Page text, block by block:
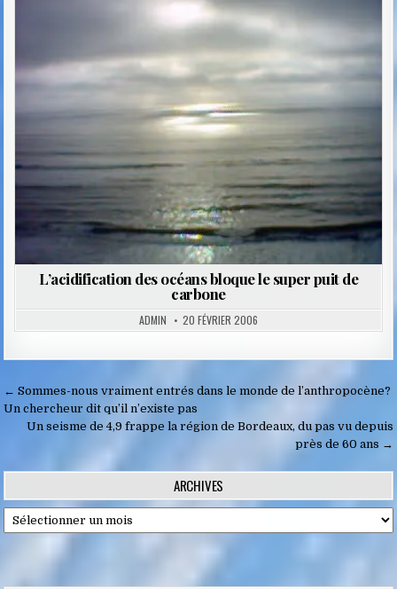
Posted
in
L’acidification des océans bloque le super puit de
carbone
ADMIN 20 FÉVRIER 2006
Navigation
de
← Sommes-nous vraiment entrés dans le monde de l’anthropocène?
Un chercheur dit qu’il n’existe pas
Un seisme de 4,9 frappe la région de Bordeaux, du pas vu depuis
près de 60 ans →
ARCHIVES
Archives